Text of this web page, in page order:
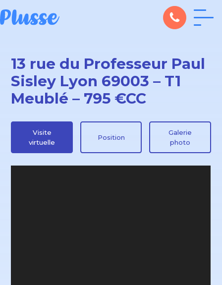
13 rue du Professeur Paul
Sisley Lyon 69003 – T1
Meublé – 795 €CC
Visite
virtuelle
Position
Galerie
photo